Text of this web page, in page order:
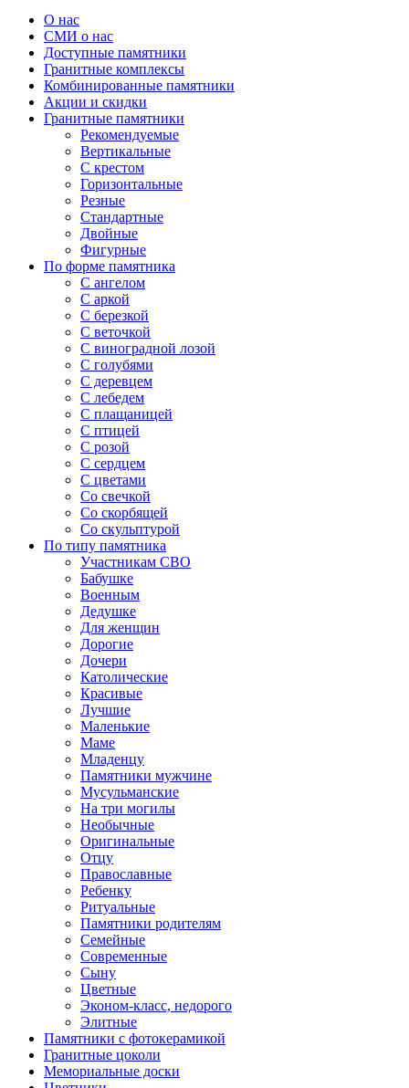
О нас
СМИ о нас
Доступные памятники
Гранитные комплексы
Комбинированные памятники
Акции и скидки
Гранитные памятники
Рекомендуемые
Вертикальные
С крестом
Горизонтальные
Резные
Стандартные
Двойные
Фигурные
По форме памятника
С ангелом
С аркой
С березкой
С веточкой
С виноградной лозой
С голубями
С деревцем
С лебедем
С плащаницей
С птицей
С розой
С сердцем
С цветами
Со свечкой
Со скорбящей
Со скульптурой
По типу памятника
Участникам СВО
Бабушке
Военным
Дедушке
Для женщин
Дорогие
Дочери
Католические
Красивые
Лучшие
Маленькие
Маме
Младенцу
Памятники мужчине
Мусульманские
На три могилы
Необычные
Оригинальные
Отцу
Православные
Ребенку
Ритуальные
Памятники родителям
Семейные
Современные
Сыну
Цветные
Эконом-класс, недорого
Элитные
Памятники с фотокерамикой
Гранитные цоколи
Мемориальные доски